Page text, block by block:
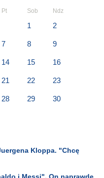
Pt Sob Ndz
1 2
7 8 9
14 15 16
21 22 23
28 29 30
Kloppa. "Chcę
i Messi". On naprawdę